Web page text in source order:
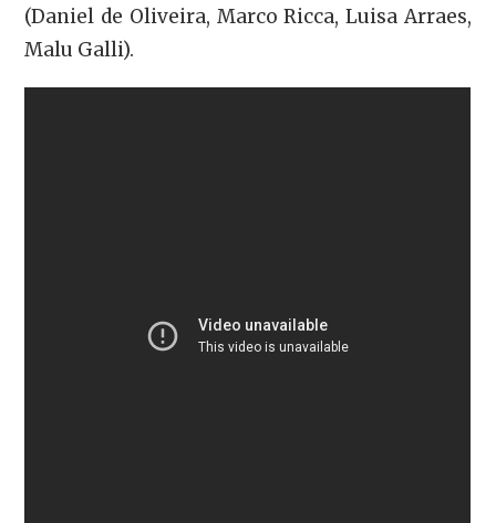
(Daniel de Oliveira, Marco Ricca, Luisa Arraes,
Malu Galli).